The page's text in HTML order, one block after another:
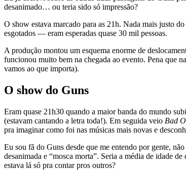
desanimado… ou teria sido só impressão?
O show estava marcado para as 21h. Nada mais justo
esgotados — eram esperadas quase 30 mil pessoas.
A produção montou um esquema enorme de
funcionou muito bem na chegada ao evento. Pena que
vamos ao que importa).
O show do Guns
Eram quase 21h30 quando a maior banda do mundo
(estavam cantando a letra toda!). Em seguida veio Bad
pra imaginar como foi nas músicas mais novas e
Eu sou fã do Guns desde que me entendo por gente,
desanimada e “mosca morta”. Seria a média de idade
estava lá só pra contar pros outros?